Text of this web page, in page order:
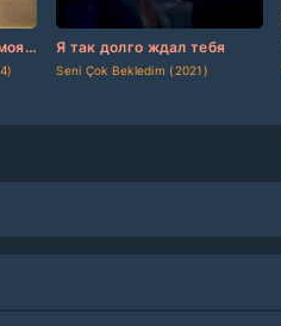
День, когда написана моя судьба Я так долго ждал тебя
Seni Çok Bekledim (2021)
[/updated]